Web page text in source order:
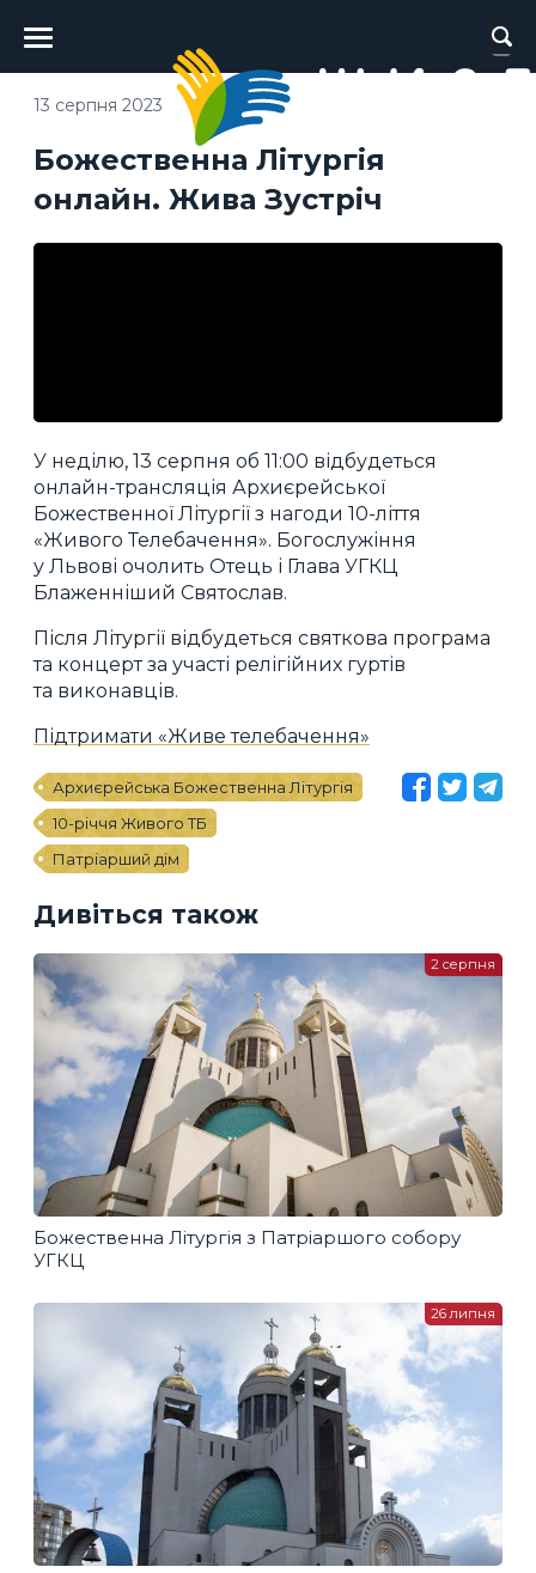
Головне
меню
Божественна Літургія
онлайн. Жива Зустріч
13 серпня 2023
У неділю, 13 серпня об 11:00 відбудеться
онлайн-трансляція Архиєрейської
Божественної Літургії з нагоди 10-ліття
«Живого Телебачення». Богослужіння
у Львові очолить Отець і Глава УГКЦ
Блаженніший Святослав.
Після Літургії відбудеться святкова програма
та концерт за участі релігійних гуртів
та виконавців.
Підтримати «Живе телебачення»
Архиєрейська Божественна Літургія
10-річчя Живого ТБ
Патріарший дім
Дивіться також
Божественна Літургія з Патріаршого собору
УГКЦ
2 серпня
26 липня